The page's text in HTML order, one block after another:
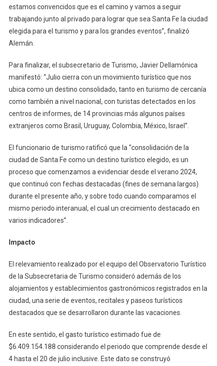
estamos convencidos que es el camino y vamos a seguir
trabajando junto al privado para lograr que sea Santa Fe la ciudad
elegida para el turismo y para los grandes eventos”, finalizó
Alemán.
Para finalizar, el subsecretario de Turismo, Javier Dellamónica
manifestó: “Julio cierra con un movimiento turístico que nos
ubica como un destino consolidado, tanto en turismo de cercanía
como también a nivel nacional, con turistas detectados en los
centros de informes, de 14 provincias más algunos países
extranjeros como Brasil, Uruguay, Colombia, México, Israel”.
El funcionario de turismo ratificó que la “consolidación de la
ciudad de Santa Fe como un destino turístico elegido, es un
proceso que comenzamos a evidenciar desde el verano 2024,
que continuó con fechas destacadas (fines de semana largos)
durante el presente año, y sobre todo cuando comparamos el
mismo periodo interanual, el cual un crecimiento destacado en
varios indicadores”.
Impacto
El relevamiento realizado por el equipo del Observatorio Turístico
de la Subsecretaria de Turismo consideró además de los
alojamientos y establecimientos gastronómicos registrados en la
ciudad, una serie de eventos, recitales y paseos turísticos
destacados que se desarrollaron durante las vacaciones.
En este sentido, el gasto turístico estimado fue de
$6.409.154.188 considerando el periodo que comprende desde el
4 hasta el 20 de julio inclusive. Este dato se construyó